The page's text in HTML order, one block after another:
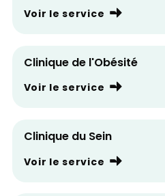
Voir le service
Clinique de l'Obésité
Voir le service
Clinique du Sein
Voir le service